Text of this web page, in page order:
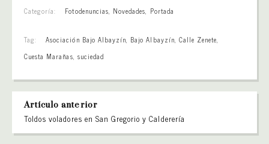
Categoría: Fotodenuncias, Novedades, Portada
Tag: Asociación Bajo Albayzín, Bajo Albayzín, Calle Zenete,
Cuesta Marañas, suciedad
Artículo anterior
Toldos voladores en San Gregorio y Calderería